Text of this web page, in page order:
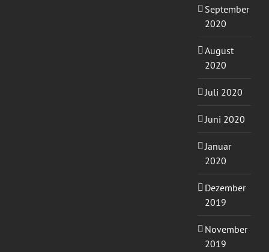
September
2020
August
2020
Juli 2020
Juni 2020
Januar
2020
Dezember
2019
November
2019